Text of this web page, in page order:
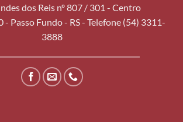
dos Reis nº 807 / 301 - Centro
- Passo Fundo - RS - Telefone (54) 3311-
3888